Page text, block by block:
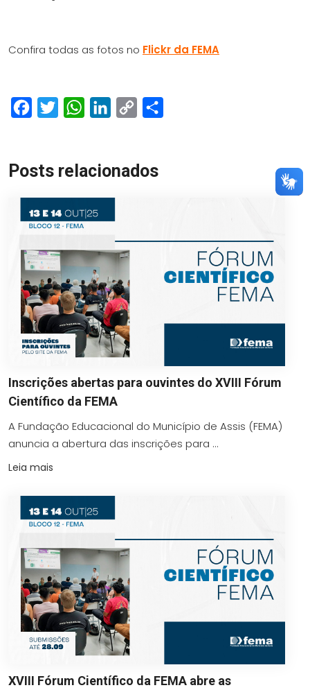
Confira todas as fotos no Flickr da FEMA
FacebookTwitterWhatsAppLinkedIn
Copy
Posts relacionados
Inscrições abertas para ouvintes do XVIII Fórum
Científico da FEMA
A Fundação Educacional do Município de Assis (FEMA)
anuncia a abertura das inscrições para ...
Leia mais
XVIII Fórum Científico da FEMA abre as